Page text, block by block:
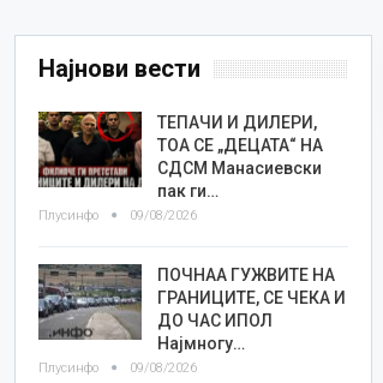
Најнови вести
TEПАЧИ И ДИЛЕРИ,
ТОА СЕ „ДЕЦАТА“ НА
СДСМ Манасиевски
пак ги…
Плусинфо 09/08/2026
ПОЧНАА ГУЖВИТЕ НА
ГРАНИЦИТЕ, СЕ ЧЕКА И
ДО ЧАС ИПОЛ
Најмногу…
Плусинфо 09/08/2026